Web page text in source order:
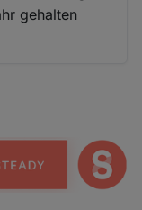
gehalten